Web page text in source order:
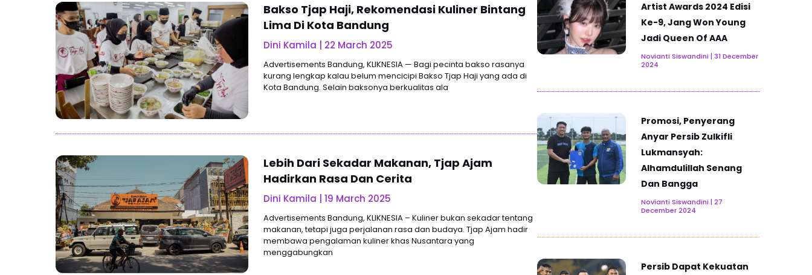
Bakso Tjap Haji, Rekomendasi Kuliner Bintang
Lima Di Kota Bandung
Dini Kamila 22 March 2025
Advertisements Bandung, KLIKNESIA — Bagi pecinta bakso rasanya
kurang lengkap kalau belum mencicipi Bakso Tjap Haji yang ada di
Kota Bandung. Selain baksonya berkualitas ala
Lebih Dari Sekadar Makanan, Tjap Ajam
Hadirkan Rasa Dan Cerita
Dini Kamila 19 March 2025
Advertisements Bandung, KLIKNESIA – Kuliner bukan sekadar tentang
makanan, tetapi juga perjalanan rasa dan budaya. Tjap Ajam hadir
membawa pengalaman kuliner khas Nusantara yang
menggabungkan
Artist Awards 2024 Edisi
Ke-9, Jang Won Young
Jadi Queen Of AAA
Novianti Siswandini
31 December
2024
Promosi, Penyerang
Anyar Persib Zulkifli
Lukmansyah:
Alhamdulillah Senang
Dan Bangga
Novianti Siswandini
27
December 2024
Persib Dapat Kekuatan